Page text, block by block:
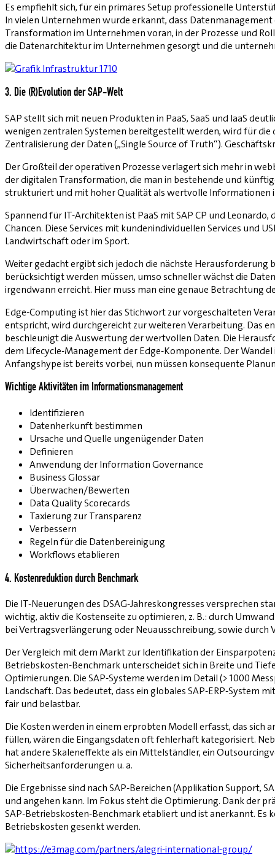
Es empfiehlt sich, für ein primäres Setup professionelle
In vielen Unternehmen wurde erkannt, dass
Transformation im Unternehmen voran, in der Prozesse und
die Datenarchitektur im Unternehmen gesorgt und die
3. Die (R)Evolution der SAP-Welt
SAP stellt sich mit neuen Produkten in PaaS, SaaS und IaaS
wenigen zentralen Systemen bereitgestellt werden, wird für
Zentralisierung der ­Daten („Single Source of Truth“).
Der Großteil der operativen Prozesse verlagert sich mehr in
der digitalen Transformation, die man in bestehende und
strukturiert und mit hoher Qualität als wertvolle
Spannend für IT-Architekten ist PaaS mit SAP CP und
Chancen. Diese Services mit kundenindividuellen Services und
Landwirtschaft oder im Sport.
Weiter gedacht ergibt sich jedoch die nächste
berücksichtigt werden müssen, umso schneller wächst die
irgendwann erreicht. Hier muss man eine genaue Betrachtung
Edge-Computing ist hier das Stichwort zur vorgeschalteten
entspricht, wird durchgereicht zur weiteren Verarbeitung. Das
beschleunigt die Auswertung der wertvollen Daten. Die
dem Lifecycle-Management der Edge-Komponente. Der
Anfangshype ist bereits vorbei, nun müssen konsequente
Wichtige Aktivitäten im Informationsmanagement
Identifizieren
Datenherkunft bestimmen
Ursache und Quelle ungenügender Daten
Definieren
Anwendung der Information Governance
Business Glossar
Überwachen/Bewerten
Data Quality Scorecards
Taxierung zur Transparenz
Verbessern
Regeln für die Datenbereinigung
Workflows etablieren
4. Kostenreduktion durch Benchmark
Die IT-Neuerungen des DSAG-Jahreskongresses versprechen
wichtig, aktiv die Kostenseite zu optimieren, z. B.: durch
bei Vertragsverlängerung oder Neuausschreibung, sowie
Der Vergleich mit dem Markt zur Identifikation der
Betriebskosten-Benchmark unterscheidet sich in Breite und
Optimierungen. Die SAP-Systeme werden im Detail (> 1000
Landschaft. Das bedeutet, dass ein globales SAP-ERP-System
fair und belastbar.
Die Kosten werden in einem erprobten Modell erfasst, das sich
füllen, wären die Eingangsdaten oft fehlerhaft kategorisiert.
hat andere Skaleneffekte als ein Mittelständler, ein
Sicherheitsanforderungen u. a.
Die Ergebnisse sind nach SAP-Bereichen (Applikation Support,
und angehen kann. Im Fokus steht die Optimierung. Dank der
SAP-Betriebskosten-Benchmark etabliert und ist anerkannt. Es
Betriebskosten gesenkt werden.